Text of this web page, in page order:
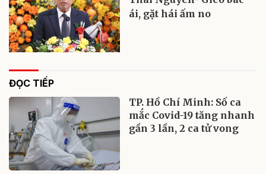
ái, gặt hái ấm no
ĐỌC TIẾP
TP. Hồ Chí Minh: Số ca
mắc Covid-19 tăng nhanh
gần 3 lần, 2 ca tử vong